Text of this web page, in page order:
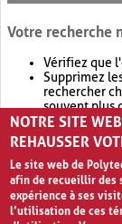
Votre recherche
Vérifiez que
Supprimez
rechercher
souvent plus
Envisagez
retournera
NOTRE SITE
REHAUSSER
Le site web de
afin de recueillir des
expérience à ses
l’utilisation de ces